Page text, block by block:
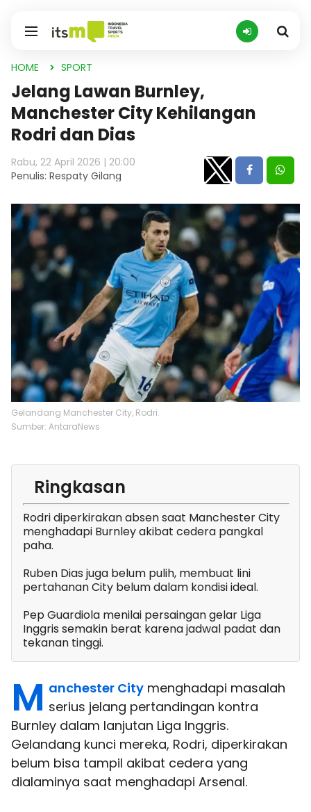
HOME SPORT
Jelang Lawan Burnley,
Manchester City Kehilangan
Rodri dan Dias
Rabu, 22 April 2026 | 20:00
Penulis: Respaty Gilang
Gelandang Manchester City, Rodri.
Sumber: AntaraNews
Ringkasan
Rodri diperkirakan absen saat Manchester City
menghadapi Burnley akibat cedera pangkal
paha.
Ruben Dias juga belum pulih, membuat lini
pertahanan City belum dalam kondisi ideal.
Pep Guardiola menilai persaingan gelar Liga
Inggris semakin berat karena jadwal padat dan
tekanan tinggi.
M anchester City menghadapi masalah
serius jelang pertandingan kontra
Burnley dalam lanjutan Liga Inggris.
Gelandang kunci mereka, Rodri, diperkirakan
belum bisa tampil akibat cedera yang
dialaminya saat menghadapi Arsenal.